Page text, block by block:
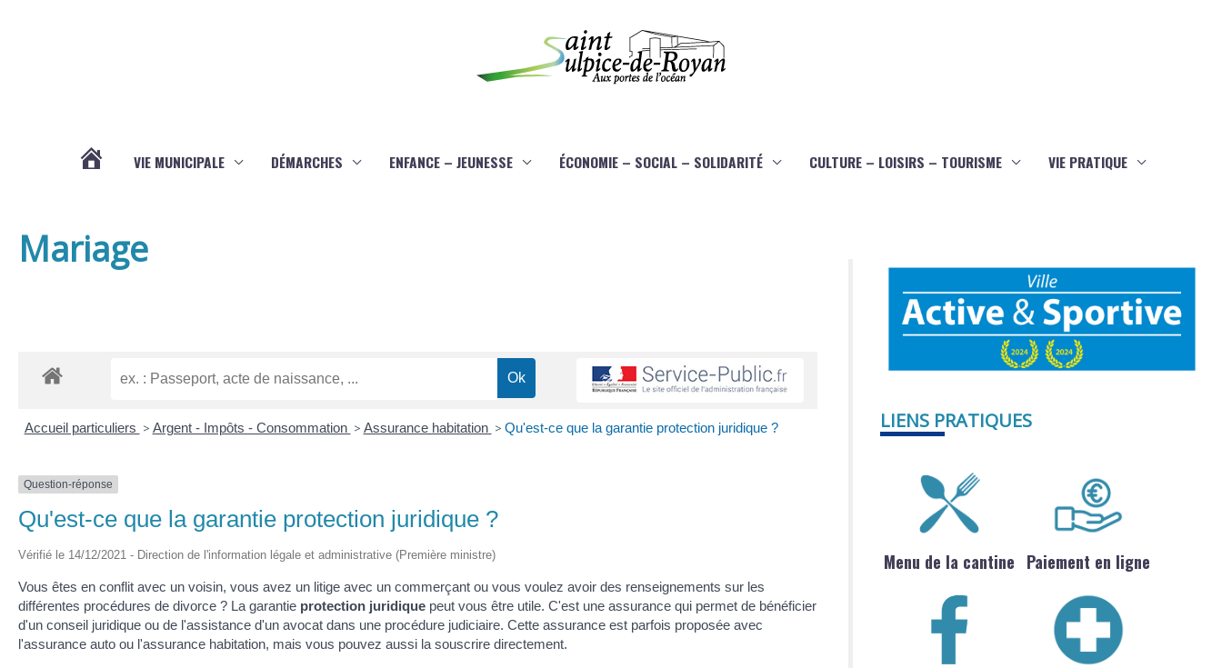
VIE MUNICIPALE DÉMARCHES ENFANCE – JEUNESSE ÉCONOMIE – SOCIAL – SOLIDARITÉ CULTURE – LOISIRS – TOURISME VIE PRATIQUE
Mariage
Accueil particuliers > Argent - Impôts - Consommation > Assurance habitation > Qu'est-ce que la garantie protection juridique ?
Question-réponse
Qu'est-ce que la garantie protection juridique ?
Vérifié le 14/12/2021 - Direction de l'information légale et administrative (Première ministre)
Vous êtes en conflit avec un voisin, vous avez un litige avec un commerçant ou vous voulez avoir des renseignements sur les
différentes procédures de divorce ? La garantie protection juridique peut vous être utile. C'est une assurance qui permet de bénéficier
d'un conseil juridique ou de l'assistance d'un avocat dans une procédure judiciaire. Cette assurance est parfois proposée avec
l'assurance auto ou l'assurance habitation, mais vous pouvez aussi la souscrire directement.
LIENS PRATIQUES
Menu de la cantine Paiement en ligne